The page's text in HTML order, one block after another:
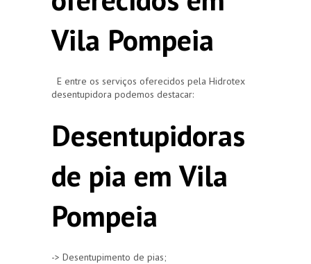
Vila Pompeia
E entre os serviços oferecidos pela Hidrotex
desentupidora podemos destacar:
Desentupidoras
de pia em Vila
Pompeia
-> Desentupimento de pias;